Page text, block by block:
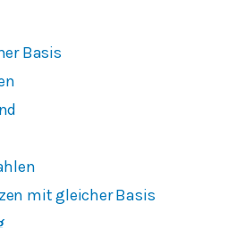
Basis
mit gleicher Basis